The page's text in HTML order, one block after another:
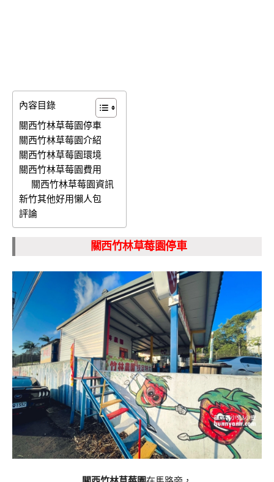
內容目錄
關西竹林草莓園停車
關西竹林草莓園介紹
關西竹林草莓園環境
關西竹林草莓園費用
關西竹林草莓園資訊
新竹其他好用懶人包
評論
關西竹林草莓園停車